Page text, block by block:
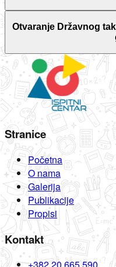
Otvaranje Državnog
Stranice
Početna
O nama
Galerija
Publikacije
Propisi
Kontakt